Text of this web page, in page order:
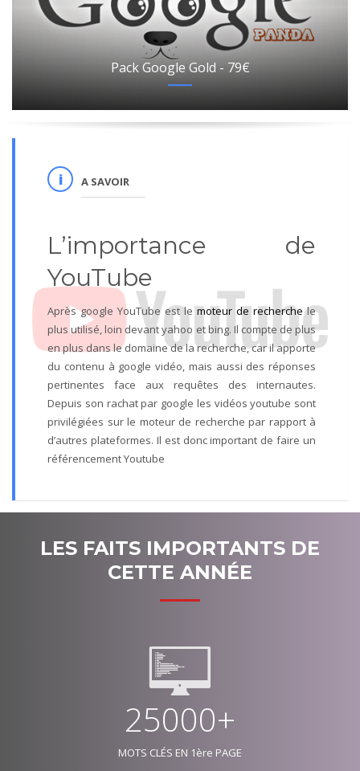
Pack Google Gold - 79€
A SAVOIR
L’importance de
YouTube
Après google YouTube est lemoteur de recherchele
plus utilisé, loin devant yahoo et bing. Il compte de plus
en plus dans le domaine de la recherche, car il apporte
du contenu à google vidéo, mais aussi des réponses
pertinentes face aux requêtes des internautes.
Depuis son rachat par google les vidéos youtube sont
privilégiées sur le moteur de recherche par rapport à
d’autres plateformes. Il est donc important de faire un
référencement Youtube
LES FAITS IMPORTANTS DE
CETTE ANNÉE
25000+
MOTS CLÉS EN 1ère PAGE